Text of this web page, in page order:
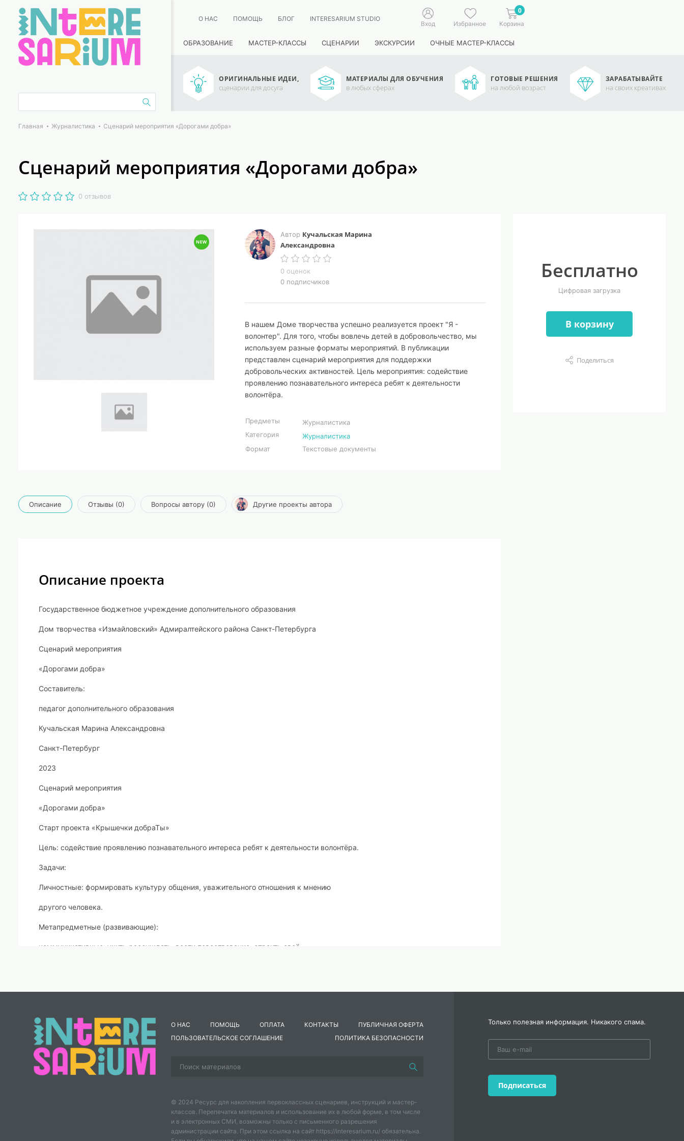
О НАС ПОМОЩЬ БЛОГ INTERESARIUM STUDIO
Вход Избранное
0
Корзина
ОБРАЗОВАНИЕ МАСТЕР-КЛАССЫ СЦЕНАРИИ ЭКСКУРСИИ ОЧНЫЕ МАСТЕР-КЛАССЫ
ОРИГИНАЛЬНЫЕ ИДЕИ,
сценарии для досуга
МАТЕРИАЛЫ ДЛЯ ОБУЧЕНИЯ
в любых сферах
ГОТОВЫЕ РЕШЕНИЯ
на любой возраст
ЗАРАБАТЫВАЙТЕ
на своих креативах
Главная Журналистика Сценарий мероприятия «Дорогами добра»
Сценарий мероприятия «Дорогами добра»
0 отзывов
Автор Кучальская Марина
Александровна
0 оценок
0 подписчиков
В нашем Доме творчества успешно реализуется проект "Я -
волонтер". Для того, чтобы вовлечь детей в добровольчество, мы
используем разные форматы мероприятий. В публикации
представлен сценарий мероприятия для поддержки
добровольческих активностей. Цель мероприятия: содействие
проявлению познавательного интереса ребят к деятельности
волонтёра.
Предметы
Журналистика
Категория
Журналистика
Формат
Текстовые документы
Бесплатно
Цифровая загрузка
В корзину
Поделиться
Описание Отзывы (0) Вопросы автору (0) Другие проекты автора
Описание проекта
Государственное бюджетное учреждение дополнительного образования
Дом творчества «Измайловский» Адмиралтейского района Санкт-Петербурга
Сценарий мероприятия
«Дорогами добра»
Составитель:
педагог дополнительного образования
Кучальская Марина Александровна
Санкт-Петербург
2023
Сценарий мероприятия
«Дорогами добра»
Старт проекта «Крышечки добраТы»
Цель: содействие проявлению познавательного интереса ребят к деятельности волонтёра.
Задачи:
Личностные: формировать культуру общения, уважительного отношения к мнению
другого человека.
Метапредметные (развивающие):
коммуникативные: учить рассуждать, вести повествование, строить своё
возможности.
Предметные (обучающие):познакомить с понятиями «добро», «волонтёр», «добровольчество», с качествами волонтёра и
теми добрыми делами, которые волонтёры совершают.
Форма организации детей: фронтальная, групповая.
проектор с экраном, ноутбук, аудиоаппаратура
О НАС ПОМОЩЬ ОПЛАТА КОНТАКТЫ
ПУБЛИЧНАЯ ОФЕРТА
ПОЛЬЗОВАТЕЛЬСКОЕ СОГЛАШЕНИЕ
ПОЛИТИКА БЕЗОПАСНОСТИ
© 2024 Ресурс для накопления первоклассных сценариев, инструкций и мастер-
классов. Перепечатка материалов и использование их в любой форме, в том числе
и в электронных СМИ, возможны только с письменного разрешения
администрации сайта. При этом ссылка на сайт https://interesarium.ru/ обязательна.
Только полезная информация. Никакого спама.
Подписаться